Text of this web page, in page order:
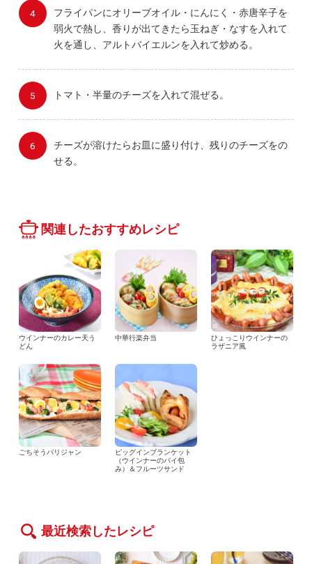
フライパンにオリーブオイル・にんにく・赤唐辛子を
弱火で熱し、香りが出てきたら玉ねぎ・なすを入れて
火を通し、アルトバイエルンを入れて炒める。
トマト・半量のチーズを入れて混ぜる。
チーズが溶けたらお皿に盛り付け、残りのチーズをの
せる。
関連したおすすめレシピ
ウインナーのカレー天う
どん
中華行楽弁当
ひょっこりウインナーの
ラザニア風
ごちそうパリジャン
ピッグインブランケット
（ウインナーのパイ包
み）＆フルーツサンド
最近検索したレシピ